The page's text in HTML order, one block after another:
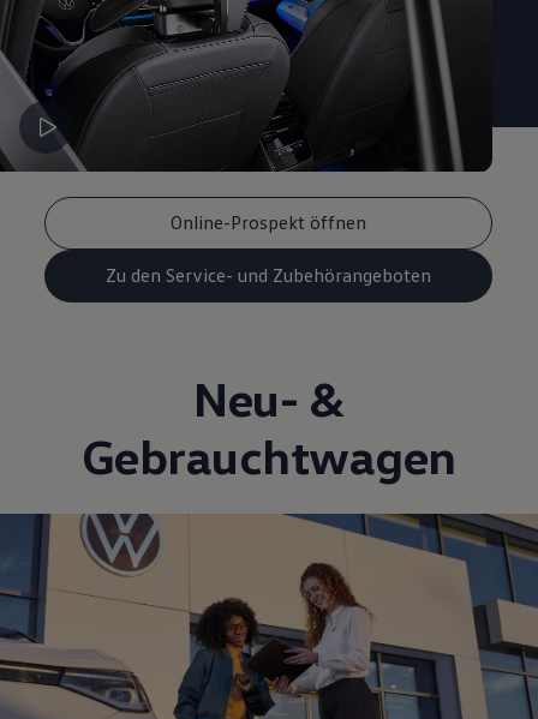
Online-Prospekt öffnen
Zu den Service- und Zubehörangeboten
Neu- &
Gebrauchtwagen